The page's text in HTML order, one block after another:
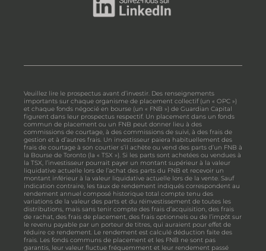
Veuillez lire le prospectus avant d’investir. Des renseignements
importants sur chaque organisme de placement collectif (un « OPC »)
et chaque fonds négocié en bourse (un « FNB ») de Guardian Capital
figurent dans leur prospectus respectif. Un placement dans un fonds
commun de placement ou un FNB peut donner lieu à des
commissions de courtage, à des commissions de suivi, à des frais de
gestion et à d’autres frais. Un investisseur paiera habituellement des
frais de courtage à son courtier s’il achète ou vend des parts d’un FNB à
la Bourse de Toronto (la « TSX »). Si les parts sont achetées ou vendues à
la TSX, l’investisseur pourrait payer un montant supérieur à la valeur
liquidative actuelle lors de l’achat des parts du FNB et recevoir un
montant inférieur à la valeur liquidative actuelle lors de la vente. Sauf
indication contraire, les taux de rendement indiqués correspondent au
rendement annuel composé historique total compte tenu des
variations de la valeur des parts et du réinvestissement de toutes les
distributions, mais sans tenir compte des frais d’acquisition, des frais
de rachat, des frais de placement, des frais optionnels ou de l’impôt sur
le revenu payable par un porteur de titres, qui auraient pour effet de
réduire ce rendement. Le rendement est calculé déduction faite des
frais. Les fonds communs de placement et les FNB ne sont pas
garantis, leur valeur fluctue fréquemment et leur rendement passé